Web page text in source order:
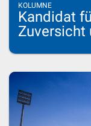
KOLUMNE
Kandidat
Zuversicht